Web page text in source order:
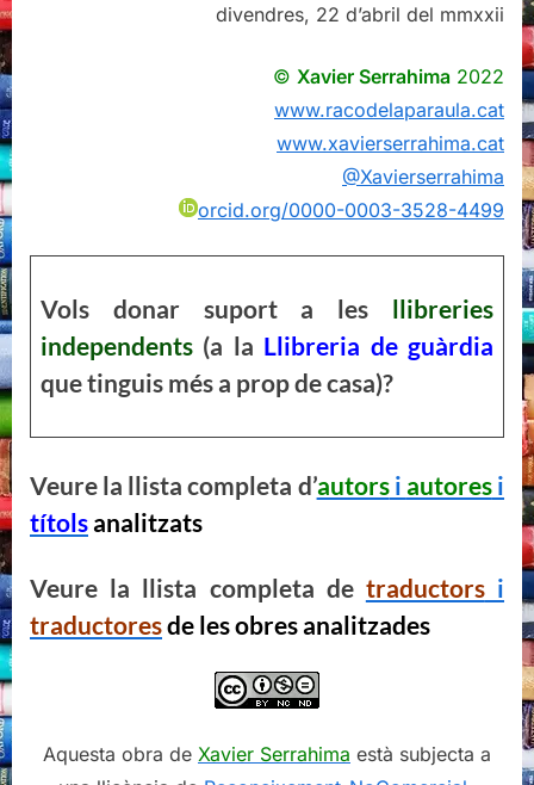
divendres, 22 d’abril del mmxxii
© Xavier Serrahima 2022
www.racodelaparaula.cat
www.xavierserrahima.cat
@Xavierserrahima
orcid.org/0000-0003-3528-4499
Vols donar suport a les llibreries
independents (a la Llibreria de guàrdia
que tinguis més a prop de casa)?
Veure la llista completa d’autorsi autoresi
títolsanalitzats
Veure la llista completa de traductorsi
traductoresde les obres analitzades
Aquesta obra de Xavier Serrahima està subjecta a